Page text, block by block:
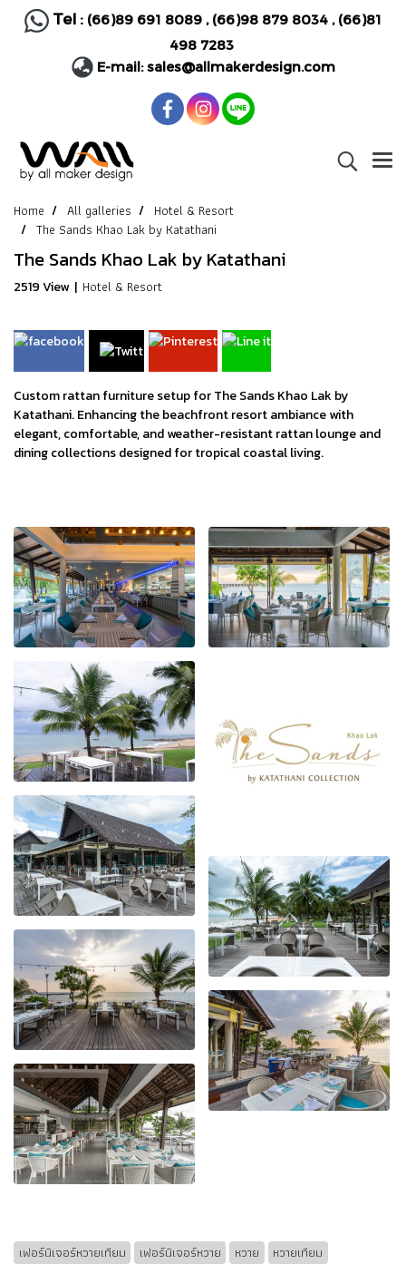
Tel : (66)89 691 8089, (66)98 879 8034, (66)81
498 7283
E-mail:sales@allmakerdesign.com
Home All galleries
Hotel & Resort
The Sands Khao Lak by Katathani
The Sands Khao Lak by Katathani
2519 View | Hotel & Resort
Custom rattan furniture setup for The Sands Khao Lak by
Katathani. Enhancing the beachfront resort ambiance with
elegant, comfortable, and weather-resistant rattan lounge and
dining collections designed for tropical coastal living.
เฟอร์นิเจอร์หวายเทียม เฟอร์นิเจอร์หวาย หวาย
หวายเทียม